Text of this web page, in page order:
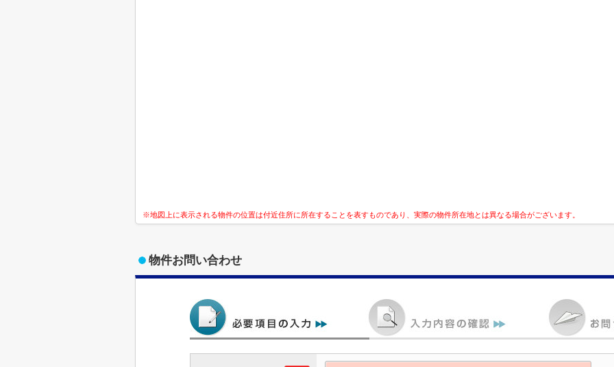
※地図上に表示される物件の位置は付近住所に所在することを表すものであり、実際の物件所在地とは異なる場合がございます。
物件お問い合わせ